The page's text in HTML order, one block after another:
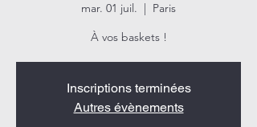
mar. 01 juil.
  |
Paris
À vos baskets !
Inscriptions terminées
Autres évènements